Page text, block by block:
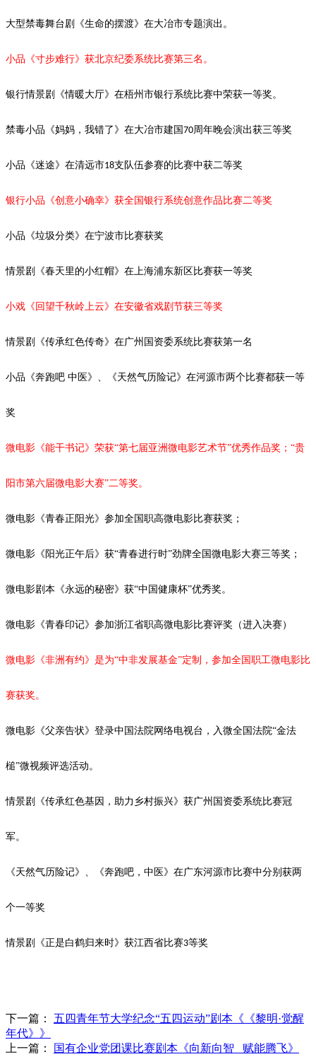
大型禁毒舞台剧《生命的摆渡》在大冶市专题演出。
小品《寸步难行》获北京纪委系统比赛第三名。
银行情景剧《情暖大厅》在梧州市银行系统比赛中荣获一等奖。
禁毒小品《妈妈，我错了》在大冶市建国70周年晚会演出获三等奖
小品《迷途》在清远市18支队伍参赛的比赛中获二等奖
银行小品《创意小确幸》获全国银行系统创意作品比赛二等奖
小品《垃圾分类》在宁波市比赛获奖
情景剧《春天里的小红帽》在上海浦东新区比赛获一等奖
小戏《回望千秋岭上云》在安徽省戏剧节获三等奖
情景剧《传承红色传奇》在广州国资委系统比赛获第一名
小品《奔跑吧 中医》、《天然气历险记》在河源市两个比赛都获一等
奖
微电影《能干书记》荣获“第七届亚洲微电影艺术节”优秀作品奖；“贵
阳市第六届微电影大赛”二等奖。
微电影《青春正阳光》参加全国职高微电影比赛获奖；
微电影《阳光正午后》获“青春进行时”劲牌全国微电影大赛三等奖；
微电影剧本《永远的秘密》获“中国健康杯”优秀奖。
微电影《青春印记》参加浙江省职高微电影比赛评奖（进入决赛）
微电影《非洲有约》是为“中非发展基金”定制，参加全国职工微电影比
赛获奖。
微电影《父亲告状》登录中国法院网络电视台，入微全国法院“金法
槌”微视频评选活动。
情景剧《传承红色基因，助力乡村振兴》获广州国资委系统比赛冠
军。
《天然气历险记》、《奔跑吧，中医》在广东河源市比赛中分别获两
个一等奖
情景剧《正是白鹤归来时》获江西省比赛3等奖
下一篇：
五四青年节大学纪念“五四运动”剧本《《黎明·觉醒
年代》》
上一篇：
国有企业党团课比赛剧本《向新向智 赋能腾飞》